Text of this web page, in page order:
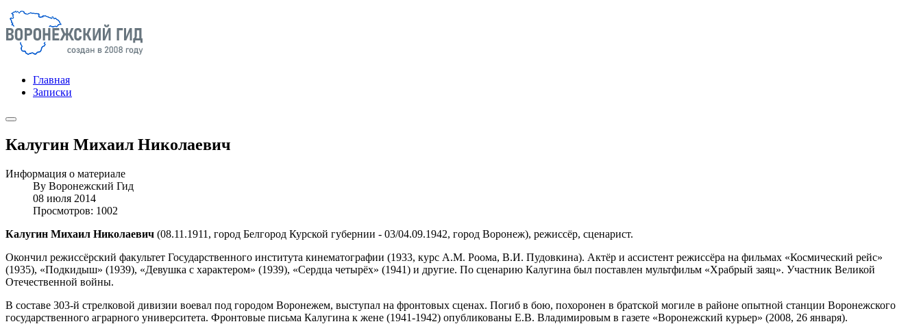
Главная
Записки
Калугин Михаил Николаевич
Информация о материале
By Воронежский Гид
08 июля 2014
Просмотров: 1002
Калугин Михаил Николаевич (08.11.1911, город Белгород Курской губернии - 03/04.09.1942, город Воронеж), режиссёр, сценарист.
Окончил режиссёрский факультет Государственного института кинематографии (1933, курс А.М. Роома, В.И. Пудовкина). Актёр и ассистент режиссёра на фильмах «Космический рейс»
(1935), «Подкидыш» (1939), «Девушка с характером» (1939), «Сердца четырёх» (1941) и другие. По сценарию Калугина был поставлен мультфильм «Храбрый заяц». Участник Великой
Отечественной войны.
В составе 303-й стрелковой дивизии воевал под городом Воронежем, выступал на фронтовых сценах. Погиб в бою, похоронен в братской могиле в районе опытной станции Воронежского
государственного аграрного университета. Фронтовые письма Калугина к жене (1941-1942) опубликованы Е.В. Владимировым в газете «Воронежский курьер» (2008, 26 января).